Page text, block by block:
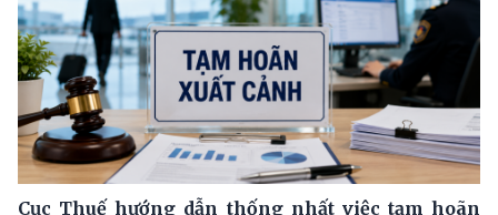
Cục Thuế hướng dẫn thống nhất việc tạm hoãn